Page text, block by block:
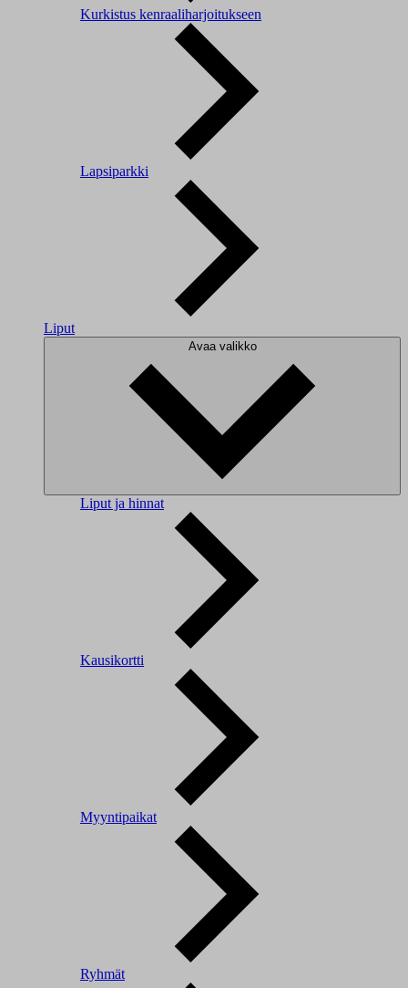
Kurkistus kenraaliharjoitukseen
Lapsiparkki
Liput
Avaa valikko
Liput ja hinnat
Kausikortti
Myyntipaikat
Ryhmät